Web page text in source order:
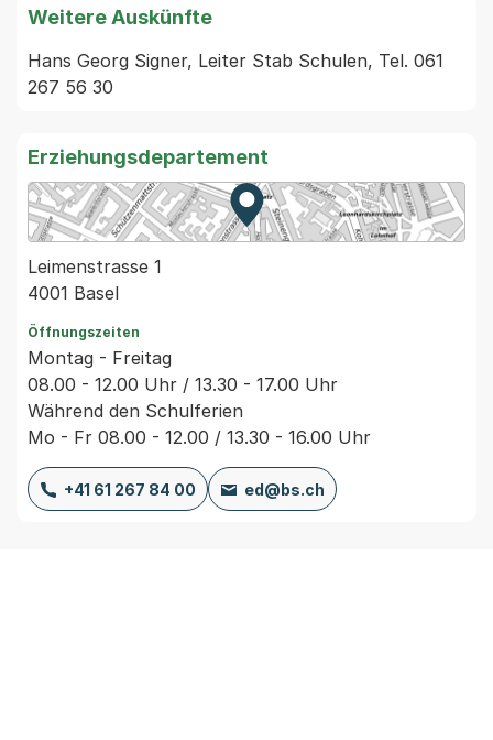
Weitere Auskünfte
Hans Georg Signer, Leiter Stab Schulen, Tel. 061
267 56 30
Erziehungsdepartement
Zur Karte von MapBS.
Externer Link, wird in einem
Leimenstrasse 1
4001 Basel
Öffnungszeiten
Montag - Freitag
08.00 - 12.00 Uhr / 13.30 - 17.00 Uhr
Während den Schulferien
Mo - Fr 08.00 - 12.00 / 13.30 - 16.00 Uhr
+41 61 267 84 00 ed@bs.ch